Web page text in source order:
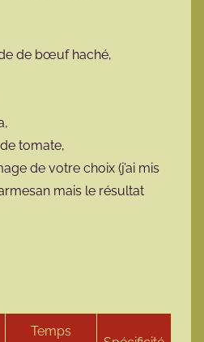
de bœuf haché,
tomate,
de votre choix (j’ai mis
mais le résultat
Temps